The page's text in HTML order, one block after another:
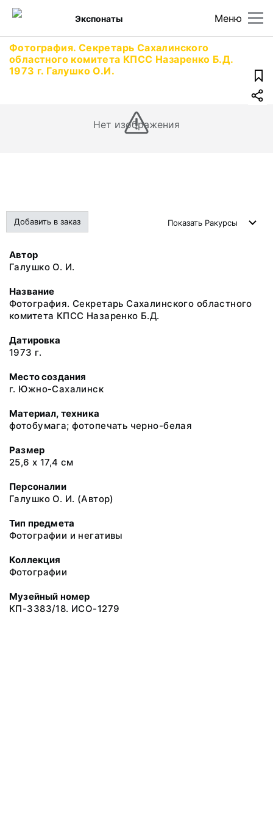
Меню
Экспонаты
Фотография. Секретарь Сахалинского
областного комитета КПСС Назаренко Б.Д.
1973 г. Галушко О.И.
Нет изображения
Добавить в заказ Показать Ракурсы
Автор
Галушко О. И.
Название
Фотография. Секретарь Сахалинского областного
комитета КПСС Назаренко Б.Д.
Датировка
1973 г.
Место создания
г. Южно-Сахалинск
Материал, техника
фотобумага; фотопечать черно-белая
Размер
25,6 х 17,4 см
Персоналии
Галушко О. И. (Автор)
Тип предмета
Фотографии и негативы
Коллекция
Фотографии
Музейный номер
КП-3383/18. ИСО-1279